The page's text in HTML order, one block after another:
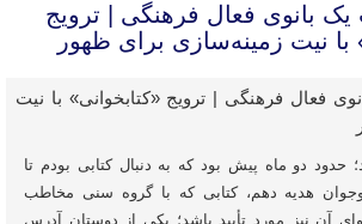
یک بانوی فعال فرهنگی | ترویج
با نیت زمینه‌سازی برای ظهور
حدود دو ماه پیش بود که به دنبال کتابی بودم تا
هدیه دهم، کتابی که با گروه سنی مخاطب
آن نیز مورد تأیید باشد؛ یکی از دوستان آدرس